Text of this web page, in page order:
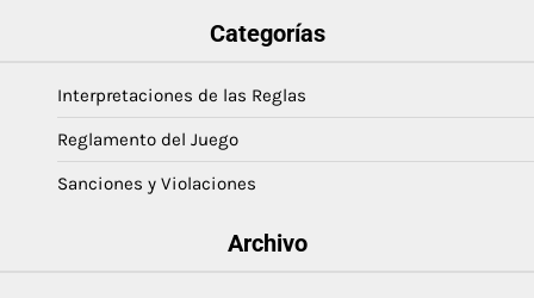
Categorías
Interpretaciones de las Reglas
Reglamento del Juego
Sanciones y Violaciones
Archivo